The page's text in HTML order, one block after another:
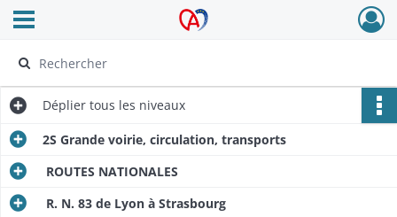
Archives Alsace - Colmar
Ouvrir le menu déroulant
Déplier tous les niveaux
2S Grande voirie, circulation, transports
ROUTES NATIONALES
R. N. 83 de Lyon à Strasbourg